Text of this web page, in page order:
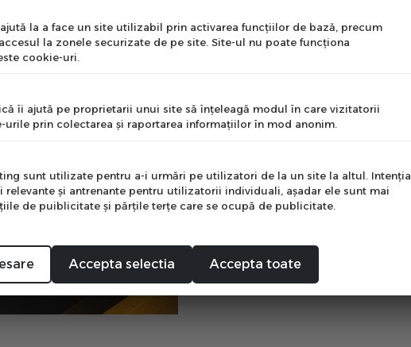
la a face un site utilizabil prin activarea funcţiilor de bază, precum
la zonele securizate de pe site. Site-ul nu poate funcţiona
cookie-uri.
îi ajută pe proprietarii unui site să înţeleagă modul în care vizitatorii
urile prin colectarea şi raportarea informaţiilor în mod anonim.
sunt utilizate pentru a-i urmări pe utilizatori de la un site la altul. Intenţia
relevante şi antrenante pentru utilizatorii individuali, aşadar ele sunt mai
de puiblicitate şi părţile terţe care se ocupă de publicitate.
Accepta selectia Accepta toate
Mă abonez